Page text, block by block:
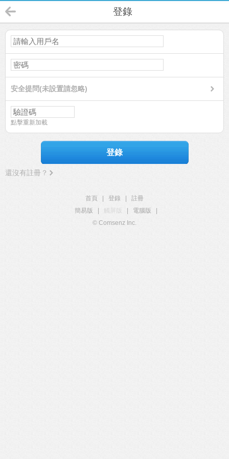
登錄
安全提問(未設置請忽略)
點擊重新加載
登錄
還沒有註冊？
首頁 登錄
註冊
簡易版
觸屏版 電腦版
© Comsenz Inc.